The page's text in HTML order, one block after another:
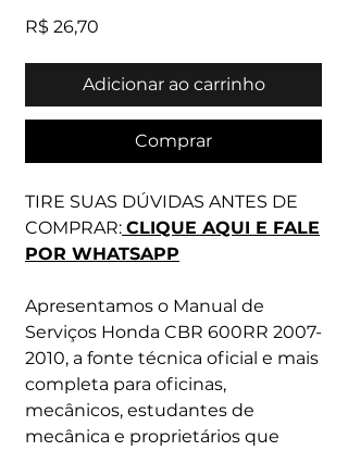
R$ 26,70
Adicionar ao carrinho
Comprar
TIRE SUAS DÚVIDAS ANTES DE
COMPRAR: CLIQUE AQUI E FALE
POR WHATSAPP
Apresentamos o Manual de
Serviços Honda CBR 600RR 2007-
2010, a fonte técnica oficial e mais
completa para oficinas,
mecânicos, estudantes de
mecânica e proprietários que